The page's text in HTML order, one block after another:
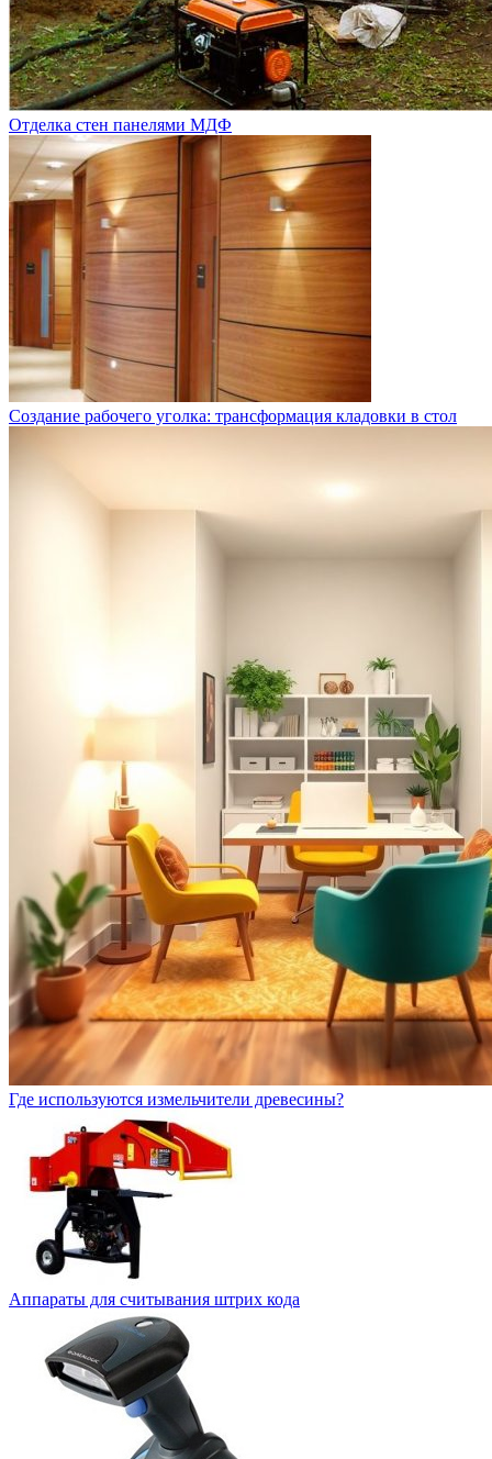
Отделка стен панелями МДФ
Создание рабочего уголка: трансформация кладовки в стол
Где используются измельчители древесины?
Аппараты для считывания штрих кода